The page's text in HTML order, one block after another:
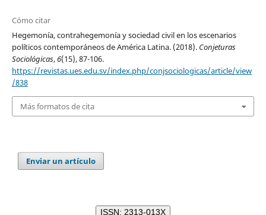
Cómo citar
Hegemonía, contrahegemonía y sociedad civil en los escenarios
políticos contemporáneos de América Latina. (2018). Conjeturas
Sociológicas,6(15), 87-106.
https://revistas.ues.edu.sv/index.php/conjsociologicas/article/view
/838
Más formatos de cita
Enviar un artículo
ISSN: 2313-013X